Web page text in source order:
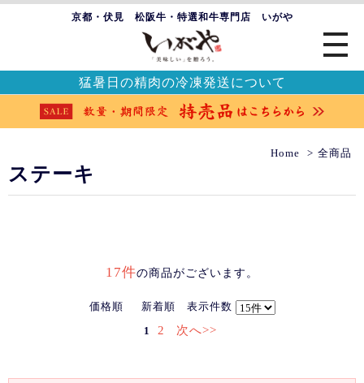
京都・伏見 松阪牛・特選和牛専門店 いがや
猛暑日の精肉の冷凍発送について
Home 全商品
ステーキ
17件の商品がございます。
価格順 新着順 表示件数
1 2 次へ>>